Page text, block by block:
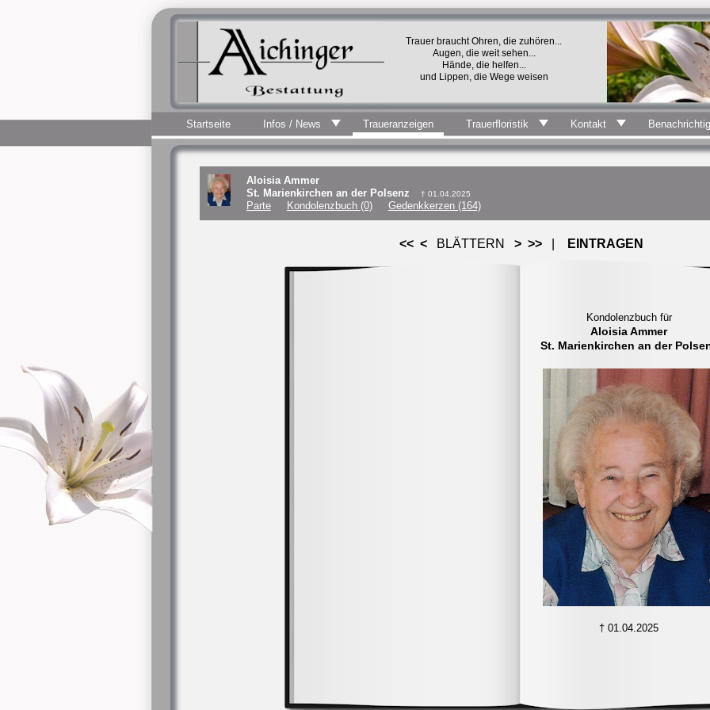
Startseite Infos / News Traueranzeigen Trauerfloristik Kontakt
Aloisia Ammer
St. Marienkirchen an der Polsenz
† 01.04.2025
Parte
Kondolenzbuch (0) Gedenkkerzen (164)
<< < BLÄTTERN > >> EINTRAGEN
Kondolenzbuch für
Aloisia Ammer
St. Marienkirchen an der
† 01.04.2025
Sollten Sie im Rahmen dieses
Kondolenzbuchs persönliche Daten
(z.B. Ihren Namen) angeben, sind
im Kondolenzbuch für alle Besucher
keiner Weise von uns für andere
Zwecke (weiter-) verarbeitet. Diese
Daten werden gemäß Art 6 Abs 1 lit a
DSGVO aufgrund Ihrer Einwilligung
rechtmäßig erhoben. Zur Löschung
eines Eintrags wenden Sie sich bitte
folgende E-Mail-Adresse:
tischlerei.aichinger@gmx.at.
Nähere Informationen erhalten Sie in
unsererDatenschutzerklärung
Weiterblättern >
Trauer braucht Ohren, die zuhören...
Augen, die weit sehen...
Hände, die helfen...
und Lippen, die Wege weisen